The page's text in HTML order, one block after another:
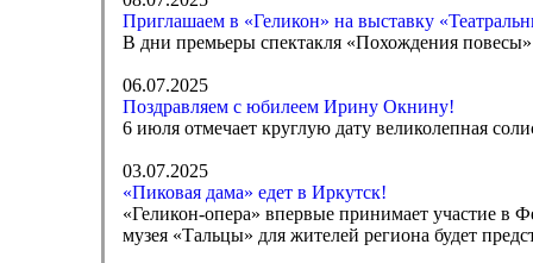
Приглашаем в «Геликон» на выставку
В дни премьеры спектакля «Похождения
06.07.2025
Поздравляем с юбилеем Ирину Окнину!
6 июля отмечает круглую дату великолепная
03.07.2025
«Пиковая дама» едет в Иркутск!
«Геликон-опера» впервые принимает участие в
музея «Тальцы» для жителей региона будет